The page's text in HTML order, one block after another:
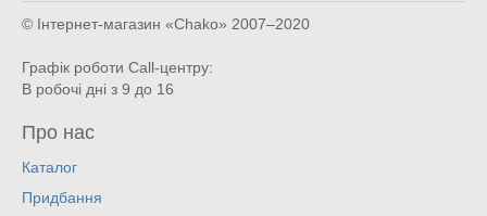
© Інтернет-магазин «Chako» 2007–2020
Графік роботи Call-центру:
В робочі дні з 9 до 16
Про нас
Каталог
Придбання